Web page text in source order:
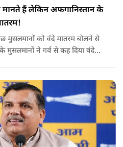
हैं लेकिन अफगानिस्तान के
मुसलमानों को वंदे मातरम बोलने से
मुसलमानों ने गर्व से कह दिया वंदे